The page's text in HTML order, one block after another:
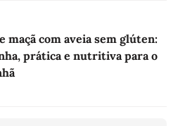
maçã com aveia sem glúten:
prática e nutritiva para o